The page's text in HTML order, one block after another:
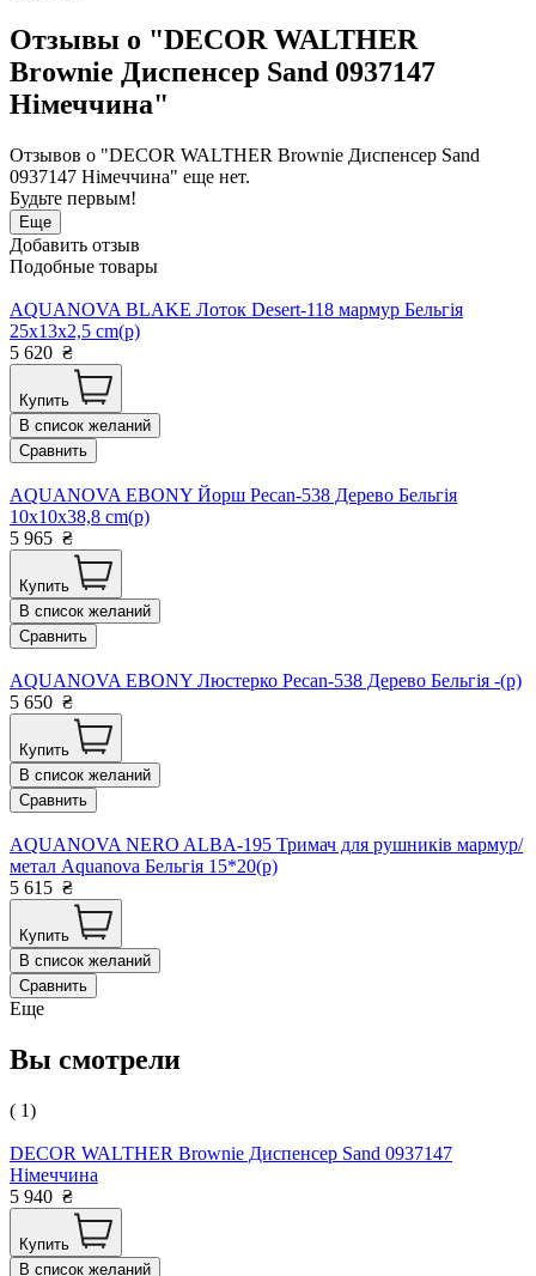
Отзывы о "DECOR WALTHER
Brownie Диспенсер Sand 0937147
Німеччина"
Отзывов о "DECOR WALTHER Brownie Диспенсер Sand
0937147 Німеччина" еще нет.
Будьте первым!
Еще
Добавить отзыв
Подобные товары
AQUANOVA BLAKE Лоток Desert-118 мармур Бельгія
25x13x2,5 cm(р)
5 620 ₴
Купить
В список желаний
Сравнить
AQUANOVA EBONY Йорш Pecan-538 Дерево Бельгія
10x10x38,8 cm(р)
5 965 ₴
Купить
В список желаний
Сравнить
AQUANOVA EBONY Люстерко Pecan-538 Дерево Бельгія -(р)
5 650 ₴
Купить
В список желаний
Сравнить
AQUANOVA NERO ALBA-195 Тримач для рушників мармур/
метал Aquanova Бельгія 15*20(р)
5 615 ₴
Купить
В список желаний
Сравнить
Еще
Вы смотрели
( 1)
DECOR WALTHER Brownie Диспенсер Sand 0937147
Німеччина
5 940 ₴
Купить
В список желаний